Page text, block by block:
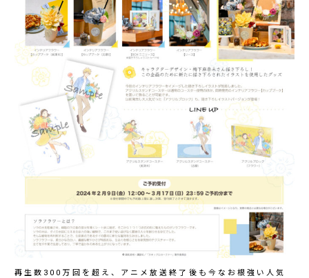
再生数300万回を超え、アニメ放送終了後も今なお根強い人気